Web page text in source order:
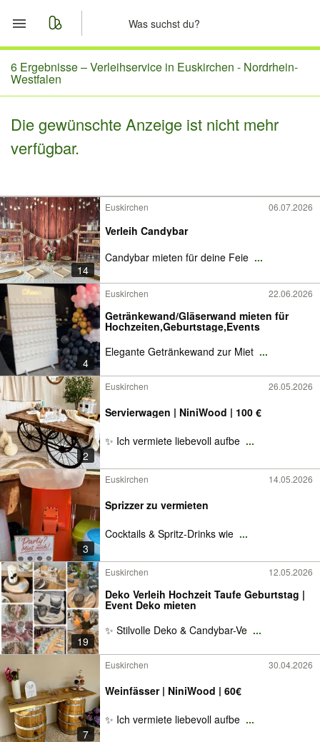
Start
Merkliste
Nachrichten
6 Ergebnisse –Verleihservice in Euskirchen - Nordrhein-
Westfalen
Die gewünschte Anzeige ist nicht mehr
verfügbar.
14
Euskirchen 06.07.2026
Verleih Candybar
Candybar mieten für deine Feie ...
4
Euskirchen 22.06.2026
Getränkewand/Gläserwand mieten für
Hochzeiten,Geburtstage,Events
Elegante Getränkewand zur Miet ...
2
Euskirchen 26.05.2026
Servierwagen | NiniWood | 100 €
✨ Ich vermiete liebevoll aufbe ...
3
Euskirchen 14.05.2026
Sprizzer zu vermieten
Cocktails & Spritz-Drinks wie ...
19
Euskirchen 12.05.2026
Deko Verleih Hochzeit Taufe Geburtstag |
Event Deko mieten
✨ Stilvolle Deko & Candybar-Ve ...
7
Euskirchen 30.04.2026
Weinfässer | NiniWood | 60€
✨ Ich vermiete liebevoll aufbe ...